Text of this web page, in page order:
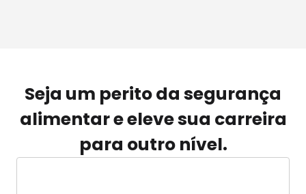
Seja um perito da segurança
alimentar e eleve sua carreira
para outro nível.